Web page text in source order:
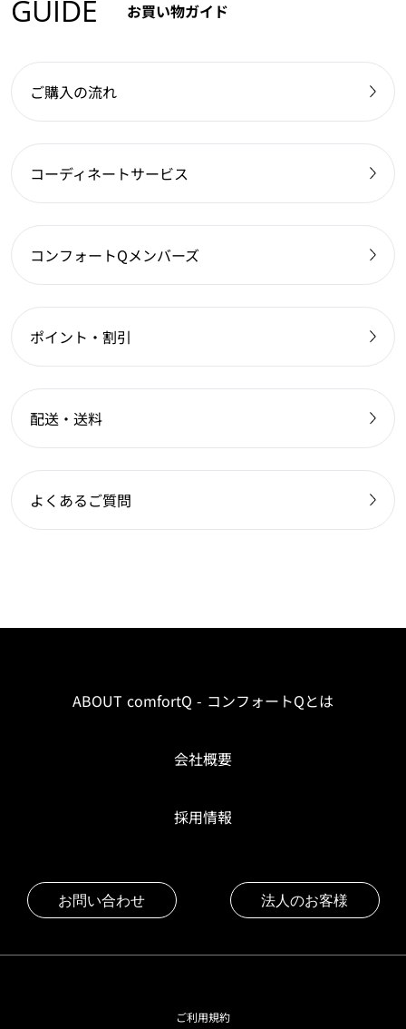
GUIDE お買い物ガイド
ご購入の流れ
コーディネートサービス
コンフォートQメンバーズ
ポイント・割引
配送・送料
よくあるご質問
ABOUT comfortQ - コンフォートQとは
会社概要
採用情報
お問い合わせ 法人のお客様
ご利用規約